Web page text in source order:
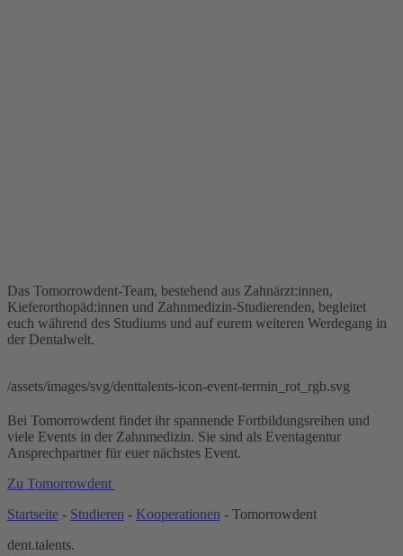
Das Tomorrowdent-Team, bestehend aus Zahnärzt:innen,
Kieferorthopäd:innen und Zahnmedizin-Studierenden, begleitet
euch während des Studiums und auf eurem weiteren Werdegang in
der Dentalwelt.
/assets/images/svg/denttalents-icon-event-termin_rot_rgb.svg
Bei Tomorrowdent findet ihr spannende Fortbildungsreihen und
viele Events in der Zahnmedizin. Sie sind als Eventagentur
Ansprechpartner für euer nächstes Event.
Zu Tomorrowdent
Startseite - Studieren - Kooperationen - Tomorrowdent
dent.talents.